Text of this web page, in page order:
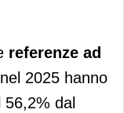
referenze ad
2025 hanno
dal